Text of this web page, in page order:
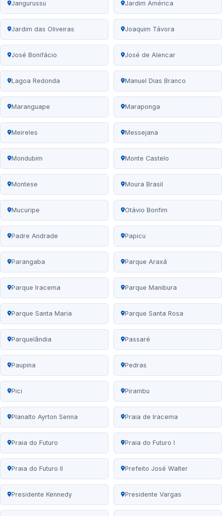
Jangurussu Jardim América
Jardim das Oliveiras Joaquim Távora
José Bonifácio José de Alencar
Lagoa Redonda Manuel Dias Branco
Maranguape Maraponga
Meireles Messejana
Mondubim Monte Castelo
Montese Moura Brasil
Mucuripe Otávio Bonfim
Padre Andrade Papicu
Parangaba Parque Araxá
Parque Iracema Parque Manibura
Parque Santa Maria Parque Santa Rosa
Parquelândia Passaré
Paupina Pedras
Pici Pirambu
Planalto Ayrton Senna Praia de Iracema
Praia do Futuro Praia do Futuro I
Praia do Futuro II Prefeito José Walter
Presidente Kennedy Presidente Vargas